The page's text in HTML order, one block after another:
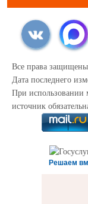
Все права
Дата последнего
При использовании
источник
Решаем